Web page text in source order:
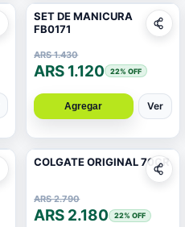
SET DE MANICURA
FB0171
ARS 1.430
ARS 1.120 22% OFF
Agregar Ver
COLGATE ORIGINAL 70GR
ARS 2.790
ARS 2.180 22% OFF